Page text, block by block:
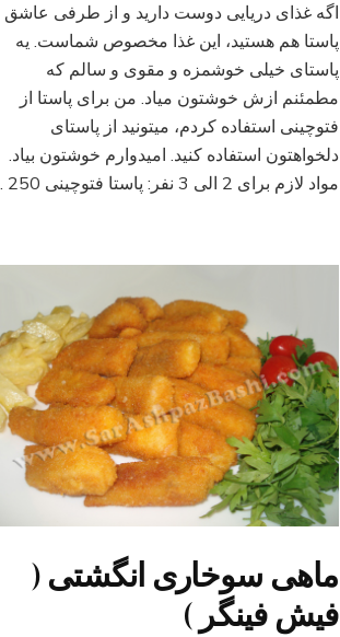
میگو
اگه غذای دریایی دوست دارید و از طرفی عاشق
پاستا هم هستید، این غذا مخصوص شماست. یه
پاستای خیلی خوشمزه و مقوی و سالم که
مطمئنم ازش خوشتون میاد. من برای پاستا از
فتوچینی استفاده کردم، میتونید از پاستای
دلخواهتون استفاده کنید. امیدوارم خوشتون بیاد.
مواد لازم برای 2 الی 3 نفر: پاستا فتوچینی 250 …
ماهی سوخاری انگشتی (
فیش فینگر )